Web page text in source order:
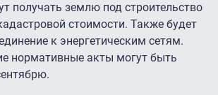
получать землю под строительство
стоимости. Также будет
к энергетическим сетям.
нормативные акты могут быть